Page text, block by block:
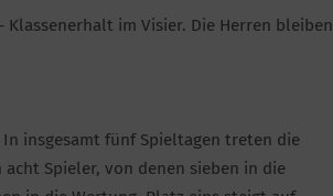
im Visier. Die Herren bleiben
insgesamt fünf Spieltagen treten die
Spieler, von denen sieben in die